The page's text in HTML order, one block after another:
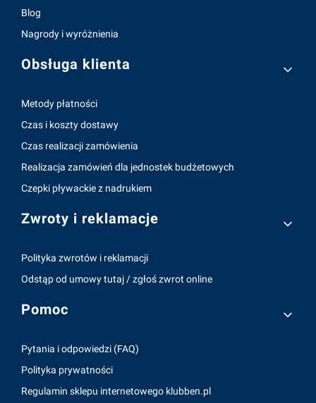
Blog
Nagrody i wyróżnienia
Obsługa klienta
Metody płatności
Czas i koszty dostawy
Czas realizacji zamówienia
Realizacja zamówień dla jednostek budżetowych
Czepki pływackie z nadrukiem
Zwroty i reklamacje
Polityka zwrotów i reklamacji
Odstąp od umowy tutaj / zgłoś zwrot online
Pomoc
Pytania i odpowiedzi (FAQ)
Polityka prywatności
Regulamin sklepu internetowego klubben.pl